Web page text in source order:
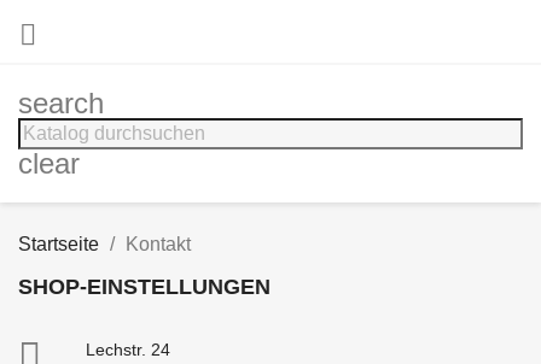

search
clear
Startseite Kontakt
SHOP-EINSTELLUNGEN
Lechstr. 24